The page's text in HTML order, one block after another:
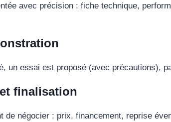
avec précision : fiche technique,
un essai est proposé (avec précautions),
finalisation
de négocier : prix, financement, reprise